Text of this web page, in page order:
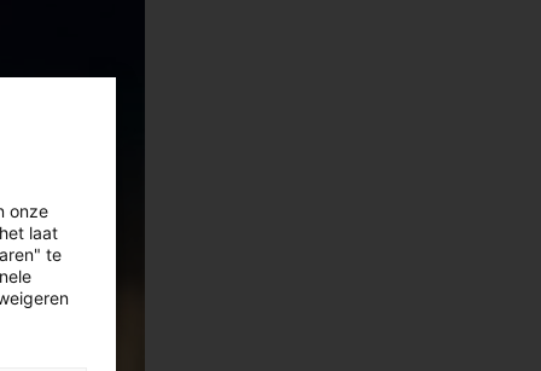
onze
laat
te